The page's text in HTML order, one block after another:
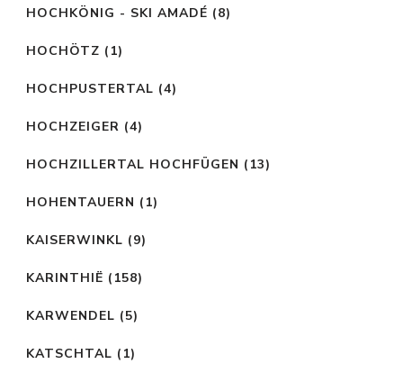
HOCHKÖNIG - SKI AMADÉ (8)
HOCHÖTZ (1)
HOCHPUSTERTAL (4)
HOCHZEIGER (4)
HOCHZILLERTAL HOCHFÜGEN (13)
HOHENTAUERN (1)
KAISERWINKL (9)
KARINTHIË (158)
KARWENDEL (5)
KATSCHTAL (1)